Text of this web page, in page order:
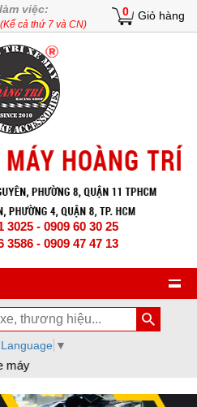
việc:
(Kể cả thứ 7 và CN)
0 Giỏ hàng
3025 - 0909 60 30 25
3586 - 0909 47 47 13
▼